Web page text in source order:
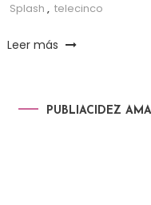
Splash , telecinco
Leer más
PUBLIACIDEZ